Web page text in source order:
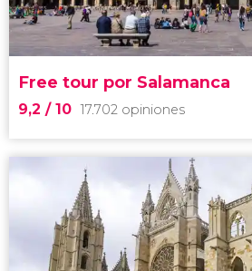
Free tour por Salamanca
9,2 / 10 17.702 opiniones


17.702 opiniones
free tour por Salamanca